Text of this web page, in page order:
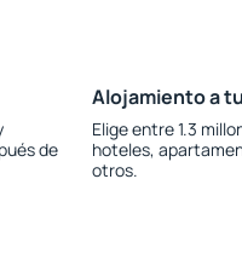
de
Alojamiento a
Elige entre 1.3
hoteles,
otros.